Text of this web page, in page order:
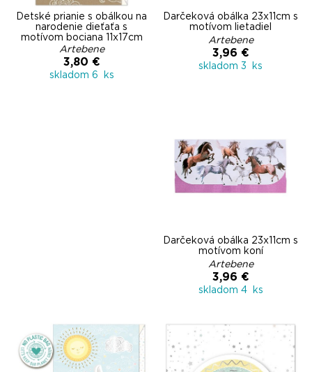
Detské prianie s obálkou na
narodenie dieťaťa s
motívom bociana 11x17cm
Artebene
3,80 €
skladom 6 ks
Darčeková obálka 23x11cm s
motívom lietadiel
Artebene
3,96 €
skladom 3 ks
Darčeková obálka 23x11cm s
motívom koní
Artebene
3,96 €
skladom 4 ks